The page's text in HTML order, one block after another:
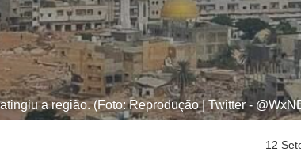
a região. (Foto: Reprodução | Twitter -
12